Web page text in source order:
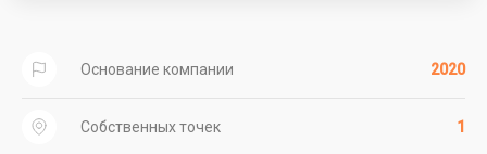
Основание компании 2020
Собственных точек 1